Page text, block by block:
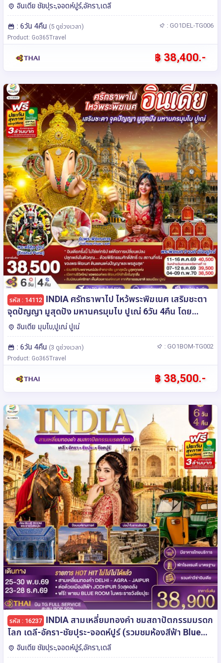
JAIPUR - JODHPUR - MANDAWA 6 วัน 4 คืน โดยสาย
การบิน Thai Airways (TG)
อินเดีย ชัยปุระ,จอดห์ปูร์,อัครา,เดลี
: 6วัน 4คืน (5 ดูช่วงเวลา) : GO1DEL-TG006
Product: Go365Travel
฿ 38,400.-
รหัส : 14112 INDIA ศรัทธาพาไป ไหว้พระพิฆเนศ เสริมชะตา
จุดปัญญา มูสุดปัง มหานครมุมไบ ปูเณ่ 6วัน 4คืน โดย
THAI AIRWAYS (TG)
อินเดีย มุมไบ,ปูเณ่ ปูเน่
: 6วัน 4คืน (3 ดูช่วงเวลา) : GO1BOM-TG002
Product: Go365Travel
฿ 38,500.-
รหัส : 16237 INDIA สามเหลี่ยมทองคำ ชมสถาปัตกรรมมรดก
โลก เดลี-อัครา-ชัยปุระ-จอดห์ปูร์ (รวมชมห้องสีฟ้า Blue
Room) 6วัน4คืน โดย THAI AIRWAYS (TG)
อินเดีย ชัยปุระ,จอดห์ปูร์,อัครา,เดลี